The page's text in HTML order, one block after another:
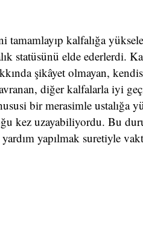
tamamlayıp kalfalığa
statüsünü elde ederlerdi.
şikâyet olmayan,
diğer kalfalarla iyi
bir merasimle ustalığa
kez uzayabiliyordu. Bu
yapılmak suretiyle